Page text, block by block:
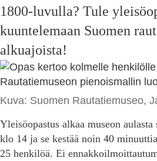
1800-luvulla? Tule
kuuntelemaan Suomen
alkuajoista!
Kuva: Suomen Rautatiemuseo,
Yleisöopastus alkaa museon
klo 14 ja se kestää noin 40
25 henkilöä. Ei